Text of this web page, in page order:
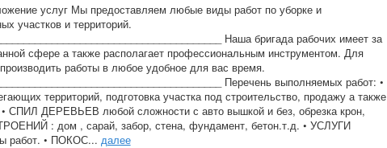
услуг Мы предоставляем любые виды работ по уборке и
участков и территорий.
Наша бригада рабочих имеет за
сфере а также располагает профессиональным инструментом. Для
работы в любое удобное для вас время.
Перечень выполняемых работ: •
территорий, подготовка участка под строительство, продажу а также
• СПИЛ ДЕРЕВЬЕВ любой сложности с авто вышкой и без, обрезка крон,
: дом , сарай, забор, стена, фундамент, бетон.т.д. • УСЛУГИ
работ. • ПОКОС... далее